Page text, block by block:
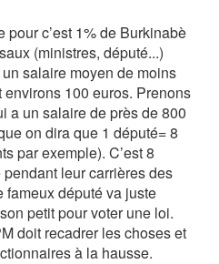
c’est 1% de Burkinabè
(ministres, député...)
salaire moyen de moins
100 euros. Prenons
a un salaire de près de 800
on dira que 1 député= 8
par exemple). C’est 8
leur carrières des
fameux député va juste
petit pour voter une loi.
doit recadrer les choses et
à la hausse.